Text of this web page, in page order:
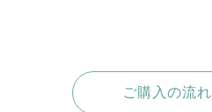
ご購入の流れ